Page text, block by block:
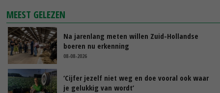
MEEST GELEZEN
Na jarenlang meten willen Zuid-Hollandse
boeren nu erkenning
08-08-2026
‘Cijfer jezelf niet weg en doe vooral ook waar
je gelukkig van wordt’